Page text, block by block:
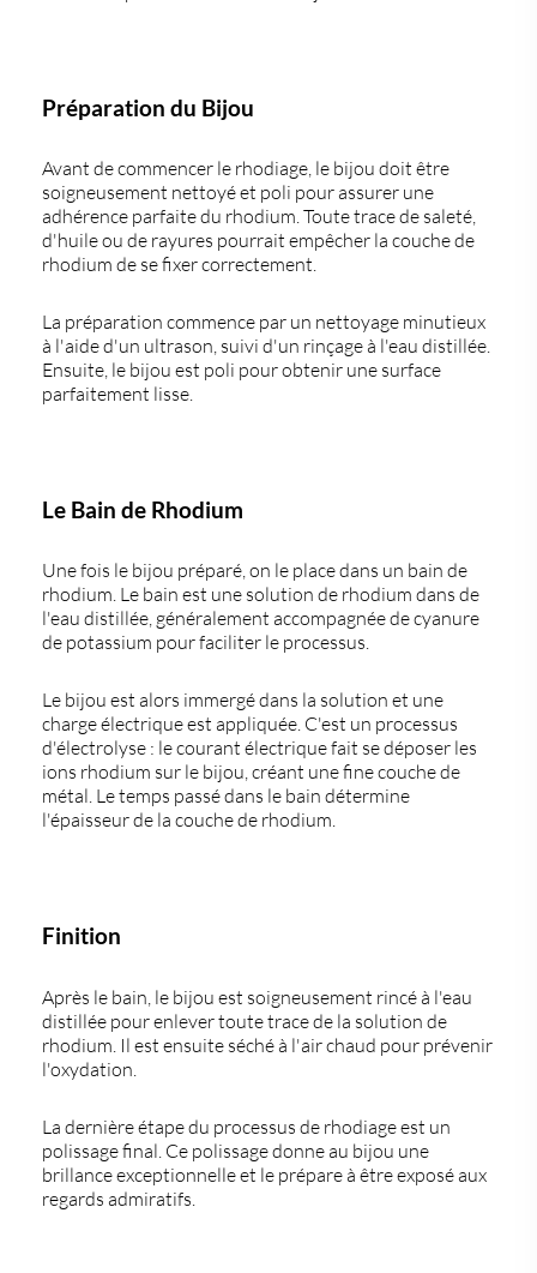
Préparation du Bijou
Avant de commencer le rhodiage, le bijou doit être
soigneusement nettoyé et poli pour assurer une
adhérence parfaite du rhodium. Toute trace de saleté,
d'huile ou de rayures pourrait empêcher la couche de
rhodium de se fixer correctement.
La préparation commence par un nettoyage minutieux
à l'aide d'un ultrason, suivi d'un rinçage à l'eau distillée.
Ensuite, le bijou est poli pour obtenir une surface
parfaitement lisse.
Le Bain de Rhodium
Une fois le bijou préparé, on le place dans un bain de
rhodium. Le bain est une solution de rhodium dans de
l'eau distillée, généralement accompagnée de cyanure
de potassium pour faciliter le processus.
Le bijou est alors immergé dans la solution et une
charge électrique est appliquée. C'est un processus
d'électrolyse : le courant électrique fait se déposer les
ions rhodium sur le bijou, créant une fine couche de
métal. Le temps passé dans le bain détermine
l'épaisseur de la couche de rhodium.
Finition
Après le bain, le bijou est soigneusement rincé à l'eau
distillée pour enlever toute trace de la solution de
rhodium. Il est ensuite séché à l'air chaud pour prévenir
l'oxydation.
La dernière étape du processus de rhodiage est un
polissage final. Ce polissage donne au bijou une
brillance exceptionnelle et le prépare à être exposé aux
regards admiratifs.